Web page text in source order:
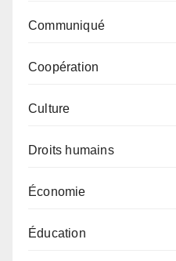
Communiqué
Coopération
Culture
Droits humains
Économie
Éducation